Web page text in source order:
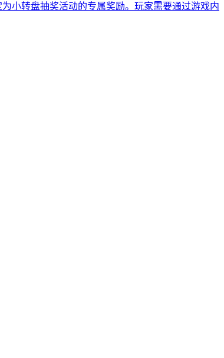
小转盘抽奖活动的专属奖励。玩家需要通过游戏内